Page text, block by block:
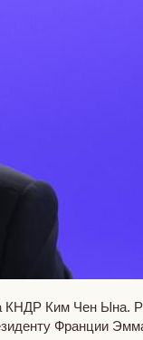
КНДР Ким Чен Ына.
Франции